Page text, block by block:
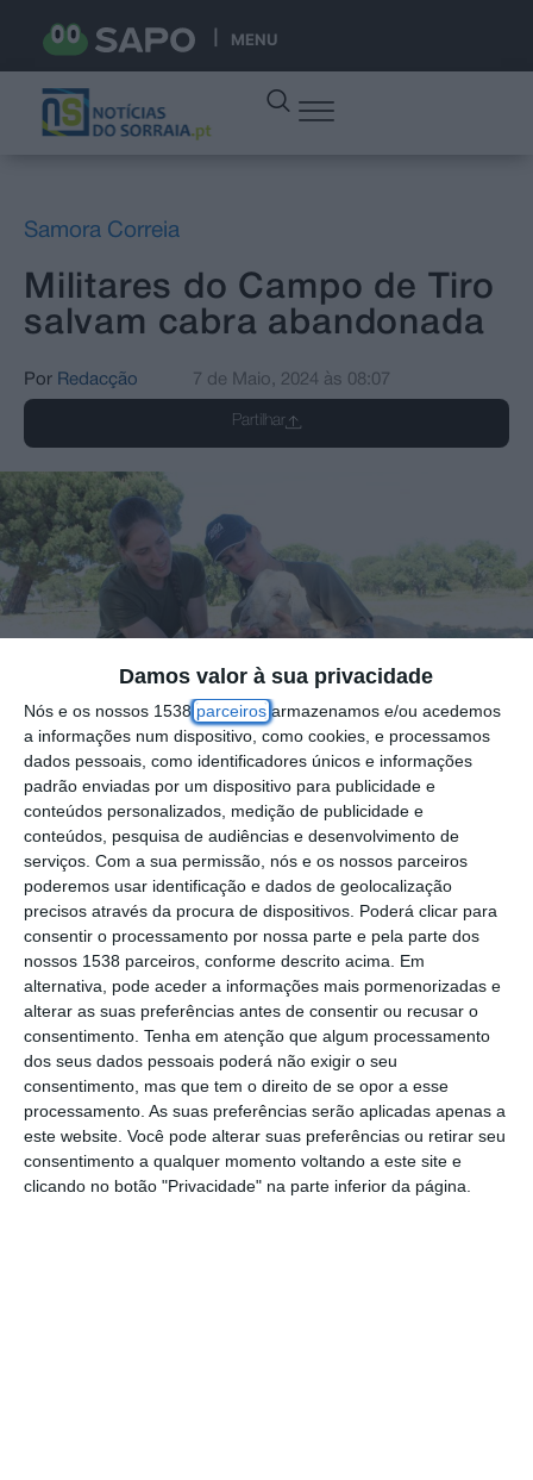
Damos valor à sua privacidade
Nós e os nossos 1538 parceiros armazenamos e/ou acedemos
a informações num dispositivo, como cookies, e processamos
dados pessoais, como identificadores únicos e informações
padrão enviadas por um dispositivo para publicidade e
conteúdos personalizados, medição de publicidade e
conteúdos, pesquisa de audiências e desenvolvimento de
serviços. Com a sua permissão, nós e os nossos parceiros
poderemos usar identificação e dados de geolocalização
precisos através da procura de dispositivos. Poderá clicar para
consentir o processamento por nossa parte e pela parte dos
nossos 1538 parceiros, conforme descrito acima. Em
alternativa, pode aceder a informações mais pormenorizadas e
alterar as suas preferências antes de consentir ou recusar o
consentimento. Tenha em atenção que algum processamento
dos seus dados pessoais poderá não exigir o seu
consentimento, mas que tem o direito de se opor a esse
processamento. As suas preferências serão aplicadas apenas a
este website. Você pode alterar suas preferências ou retirar seu
consentimento a qualquer momento voltando a este site e
clicando no botão "Privacidade" na parte inferior da página.
MENU
Samora Correia
Militares do Campo de Tiro
salvam cabra abandonada
Por Redacção 7 de Maio, 2024 às 08:07
Partilhar
Duas militares da Força Aérea Portuguesa,
afetas ao Campo de Tiro, em Samora
Correia, resgataram esta segunda-feira, uma
cabra abandonada “numa zona remota da
unidade”, que apresentada “avançado
estado de desidratação e subnutrição”,
anuncia a unidade militar.
“Sem hesitar, as militares transportaram-no
para junto do subsetor de assistência e